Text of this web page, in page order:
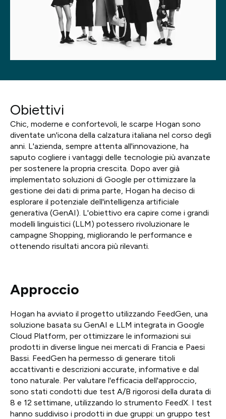
Obiettivi
Chic, moderne e confortevoli, le scarpe Hogan sono
diventate un'icona della calzatura italiana nel corso degli
anni. L'azienda, sempre attenta all'innovazione, ha
saputo cogliere i vantaggi delle tecnologie più avanzate
per sostenere la propria crescita. Dopo aver già
implementato soluzioni di Google per ottimizzare la
gestione dei dati di prima parte, Hogan ha deciso di
esplorare il potenziale dell'intelligenza artificiale
generativa (GenAI). L'obiettivo era capire come i grandi
modelli linguistici (LLM) potessero rivoluzionare le
campagne Shopping, migliorando le performance e
ottenendo risultati ancora più rilevanti.
Approccio
Hogan ha avviato il progetto utilizzando FeedGen, una
soluzione basata su GenAI e LLM integrata in Google
Cloud Platform, per ottimizzare le informazioni sui
prodotti in diverse lingue nei mercati di Francia e Paesi
Bassi. FeedGen ha permesso di generare titoli
accattivanti e descrizioni accurate, informative e dal
tono naturale. Per valutare l'efficacia dell'approccio,
sono stati condotti due test A/B rigorosi della durata di
8 e 12 settimane, utilizzando lo strumento FeedX. I test
hanno suddiviso i prodotti in due gruppi: un gruppo test